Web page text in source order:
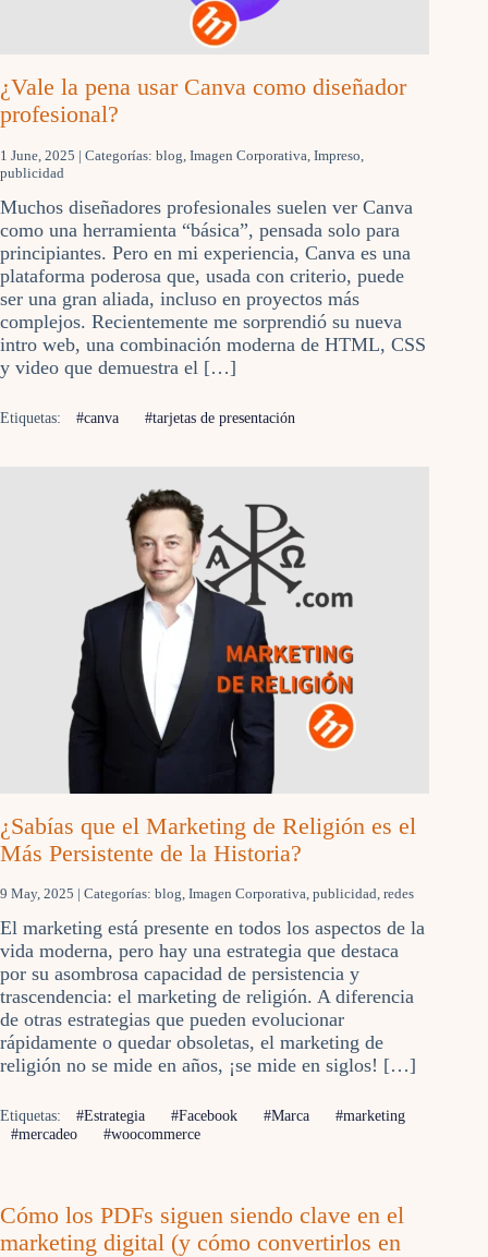
¿Vale la pena usar Canva como diseñador
profesional?
1 June, 2025 | Categorías: blog Imagen Corporativa Impreso
publicidad
Muchos diseñadores profesionales suelen ver Canva
como una herramienta “básica”, pensada solo para
principiantes. Pero en mi experiencia, Canva es una
plataforma poderosa que, usada con criterio, puede
ser una gran aliada, incluso en proyectos más
complejos. Recientemente me sorprendió su nueva
intro web, una combinación moderna de HTML, CSS
y video que demuestra el […]
Etiquetas: #canva #tarjetas de presentación
¿Sabías que el Marketing de Religión es el
Más Persistente de la Historia?
9 May, 2025 | Categorías: blog, Imagen Corporativa, publicidad, redes
El marketing está presente en todos los aspectos de la
vida moderna, pero hay una estrategia que destaca
por su asombrosa capacidad de persistencia y
trascendencia: el marketing de religión. A diferencia
de otras estrategias que pueden evolucionar
rápidamente o quedar obsoletas, el marketing de
religión no se mide en años, ¡se mide en siglos! […]
Etiquetas: #Estrategia #Facebook #Marca
#marketing
#mercadeo
#woocommerce
Cómo los PDFs siguen siendo clave en el
marketing digital (y cómo convertirlos en